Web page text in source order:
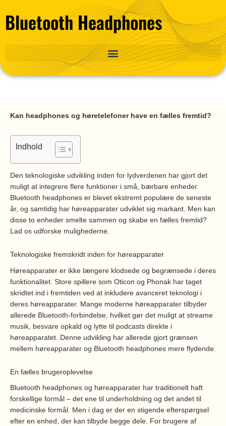
indholdet
Bluetooth Headphones
Kan headphones og høretelefoner have en fælles fremtid?
Indhold
Den teknologiske udvikling inden for lydverdenen har gjort det
muligt at integrere flere funktioner i små, bærbare enheder.
Bluetooth headphones er blevet ekstremt populære de seneste
år, og samtidig har høreapparater udviklet sig markant. Men kan
disse to enheder smelte sammen og skabe en fælles fremtid?
Lad os udforske mulighederne.
Teknologiske fremskridt inden for høreapparater
Høreapparater er ikke længere klodsede og begrænsede i deres
funktionalitet. Store spillere som Oticon og Phonak har taget
skridtet ind i fremtiden ved at inkludere avanceret teknologi i
deres høreapparater. Mange moderne høreapparater tilbyder
allerede Bluetooth-forbindelse, hvilket gør det muligt at streame
musik, besvare opkald og lytte til podcasts direkte i
høreapparatet. Denne udvikling har allerede gjort grænsen
mellem høreapparater og Bluetooth headphones mere flydende.
En fælles brugeroplevelse
Bluetooth headphones og høreapparater har traditionelt haft
forskellige formål – det ene til underholdning og det andet til
medicinske formål. Men i dag er der en stigende efterspørgsel
efter en enhed, der kan tilbyde begge dele. For brugere af